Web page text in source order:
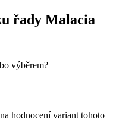
řady Malacia
výběrem?
hodnocení variant tohoto